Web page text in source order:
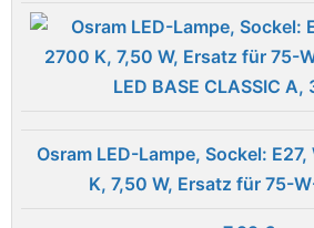
Osram LED-Lampe, Sockel:
K, 7,50 W, Ersatz für 75-